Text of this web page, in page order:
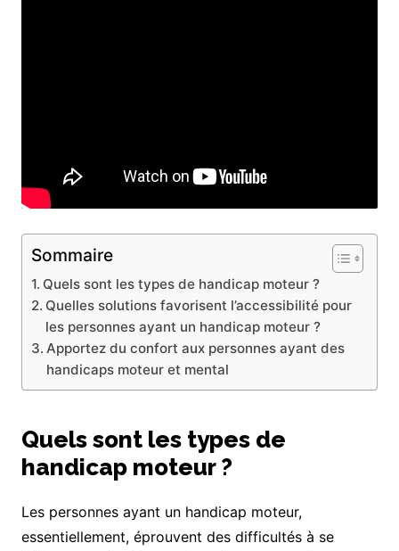
Sommaire
Quels sont les types de handicap moteur ?
Quelles solutions favorisent l’accessibilité pour
les personnes ayant un handicap moteur ?
Apportez du confort aux personnes ayant des
handicaps moteur et mental
Quels sont les types de
handicap moteur ?
Les personnes ayant un handicap moteur,
essentiellement, éprouvent des difficultés à se